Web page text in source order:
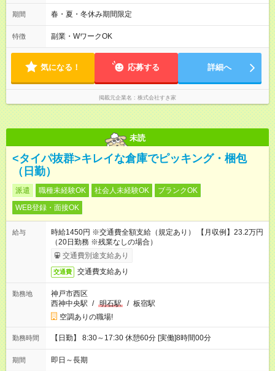
週2日～・1日2h～OK◎ ※22:00から翌5:00までは18歳以上の方
のみ勤務可能です（18歳未満の深夜業務禁止のため） ★深夜で
す。 必ず、2名以上での勤務を行いますので、安心して働けま
す。
期間 春・夏・冬休み期間限定
特徴 副業・WワークOK
気になる！ 応募する 詳細へ
掲載元企業名 株式会社すき家
未読
<タイパ抜群>キレイな倉庫でピッキング・梱包
（日勤）
派遣 職種未経験OK 社会人未経験OK
ブランクOK
WEB登録・面接OK
給与
時給1450円 ※交通費全額支給（規定あり） 【月収例】23.2万円
（20日勤務 ※残業なしの場合）
交通費別途支給あり
交通費 交通費支給あり
勤務地
神戸市西区
西神中央駅 / 明石駅 / 板宿駅
空調ありの職場!
勤務時間 【日勤】 8:30～17:30 休憩60分 [実働]8時間00分
期間 即日～長期